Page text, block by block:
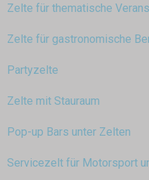
Zelte für thematische
Zelte für gastronomische
Partyzelte
Zelte mit Stauraum
Pop-up Bars unter Zelten
Servicezelt für Motorsport